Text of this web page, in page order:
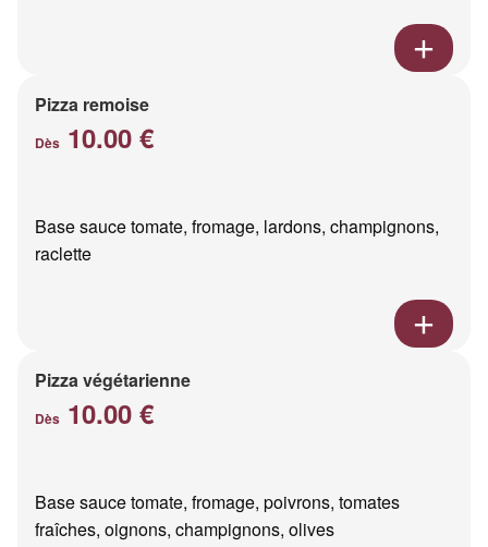
Pizza remoise
Dès 10.00 €
Base sauce tomate, fromage, lardons, champignons,
raclette
Pizza végétarienne
Dès 10.00 €
Base sauce tomate, fromage, poivrons, tomates
fraîches, oignons, champignons, olives